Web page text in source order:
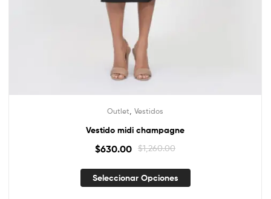
Outlet Vestidos
Vestido midi champagne
$1,260.00
$630.00
Seleccionar Opciones